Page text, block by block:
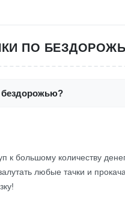
ПО
бездорожью?
к большому количеству
любые тачки и